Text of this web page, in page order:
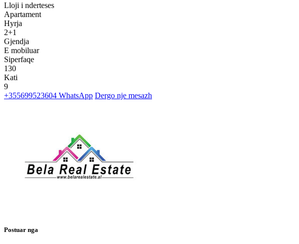
Lloji i nderteses
Apartament
Hyrja
2+1
Gjendja
E mobiluar
Siperfaqe
130
Kati
9
+355699523604 WhatsApp Dergo nje mesazh
Postuar nga